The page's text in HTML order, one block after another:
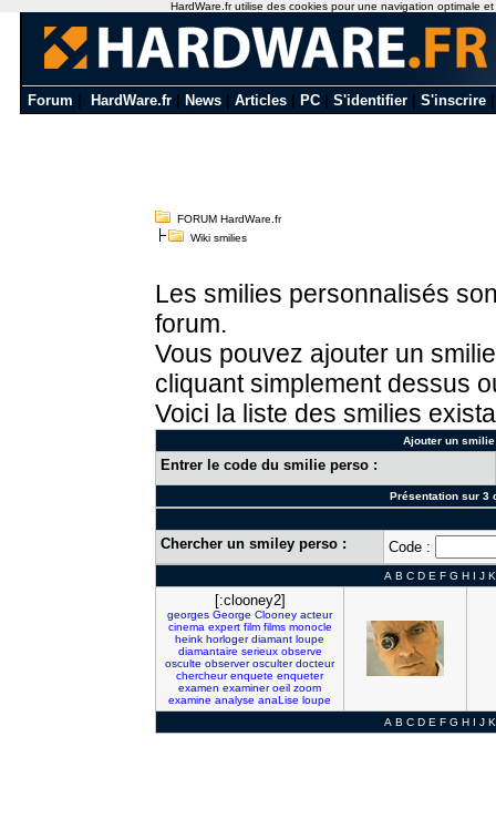
Forum HardWare.fr News Articles PC S'identifier S'inscrire
FORUM HardWare.fr
Wiki smilies
Les smilies personnalisés
forum.
Vous pouvez ajouter un
cliquant simplement dessus
Voici la liste des smilies
Ajouter un
Entrer le code du smilie perso :
Présentation sur 3
Chercher un smiley perso : Code :
A B C D E F G H I J K
[:clooney2]
georges George Clooney acteur
cinema expert film films monocle
heink horloger diamant loupe
diamantaire serieux observe
osculte observer osculter docteur
chercheur enquete enqueter
examen examiner oeil zoom
examine analyse anaLise loupe
A B C D E F G H I J K
HardWare.fr utilise des cookies pour une navigation optimale